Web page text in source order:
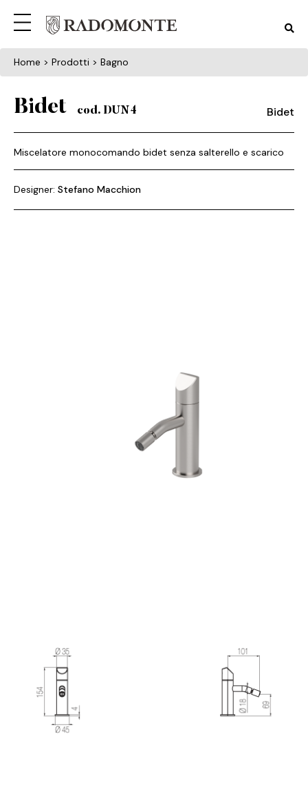
Home > Prodotti > Bagno
Bidet cod. DUN4 Bidet
Miscelatore monocomando bidet senza salterello e scarico
Designer: Stefano Macchion